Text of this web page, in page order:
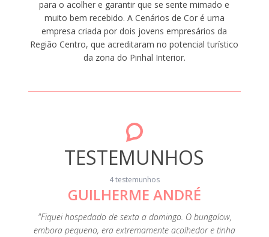
para o acolher e garantir que se sente mimado e
muito bem recebido. A Cenários de Cor é uma
empresa criada por dois jovens empresários da
Região Centro, que acreditaram no potencial turístico
da zona do Pinhal Interior.
TESTEMUNHOS
4 testemunhos
GUILHERME ANDRÉ
"Fiquei hospedado de sexta a domingo. O bungalow,
embora pequeno, era extremamente acolhedor e tinha